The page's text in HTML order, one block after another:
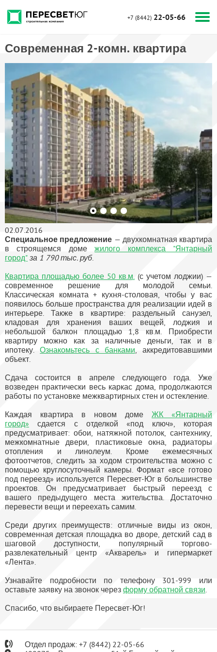
+7 (8442) 22-05-66
Современная 2-комн. квартира
02.07.2016
Специальное предложение — двухкомнатная квартира
в строящемся домежилого комплекса "Янтарный
город" за 1 790 тыс. руб.
Квартира площадью более 50 кв.м. (с учетом лоджии) —
современное решение для молодой семьи.
Классическая комната + кухня-столовая, чтобы у вас
появилось больше пространства для реализации идей в
интерьере. Также в квартире: раздельный санузел,
кладовая для хранения ваших вещей, лоджия и
небольшой балкон площадью 1,8 кв.м. Приобрести
квартиру можно как за наличные деньги, так и в
ипотеку.Ознакомьтесь с банками, аккредитовавшими
объект.
Сдача состоится в апреле следующего года. Уже
возведен практически весь каркас дома, продолжаются
работы по установке межквартирных стен и остекление.
Каждая квартира в новом доме ЖК «Янтарный
город» сдается с отделкой «под ключ», которая
предусматривает: обои, натяжной потолок, сантехнику,
межкомнатные двери, пластиковые окна, радиаторы
отопления и линолеум. Кроме ежемесячных
фотоотчетов, следить за ходом строительства можно с
помощью круглосуточный камеры. Формат «все готово
под переезд» используется Пересвет-Юг в большинстве
проектов. Он предусматривает быстрый переезд с
вашего предыдущего места жительства. Достаточно
перевести вещи и переехать самим.
Среди других преимуществ: отличные виды из окон,
современная детская площадка во дворе, детский сад в
шаговой доступности, популярный торгово-
развлекательный центр «Акварель» и гипермаркет
«Лента».
Узнавайте подробности по телефону 301-999 или
оставьте заявку на звонок через форму обратной связи.
Спасибо, что выбираете Пересвет-Юг!
Отдел продаж: +7 (8442) 22-05-66